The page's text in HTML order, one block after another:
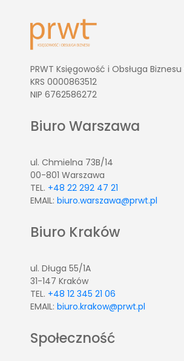
PRWT Księgowość i Obsługa Biznesu
KRS 0000863512
NIP 6762586272
Biuro Warszawa
ul. Chmielna 73B/14
00-801 Warszawa
TEL. +48 22 292 47 21
EMAIL: biuro.warszawa@prwt.pl
Biuro Kraków
ul. Długa 55/1A
31-147 Kraków
TEL. +48 12 345 21 06
EMAIL: biuro.krakow@prwt.pl
Społeczność